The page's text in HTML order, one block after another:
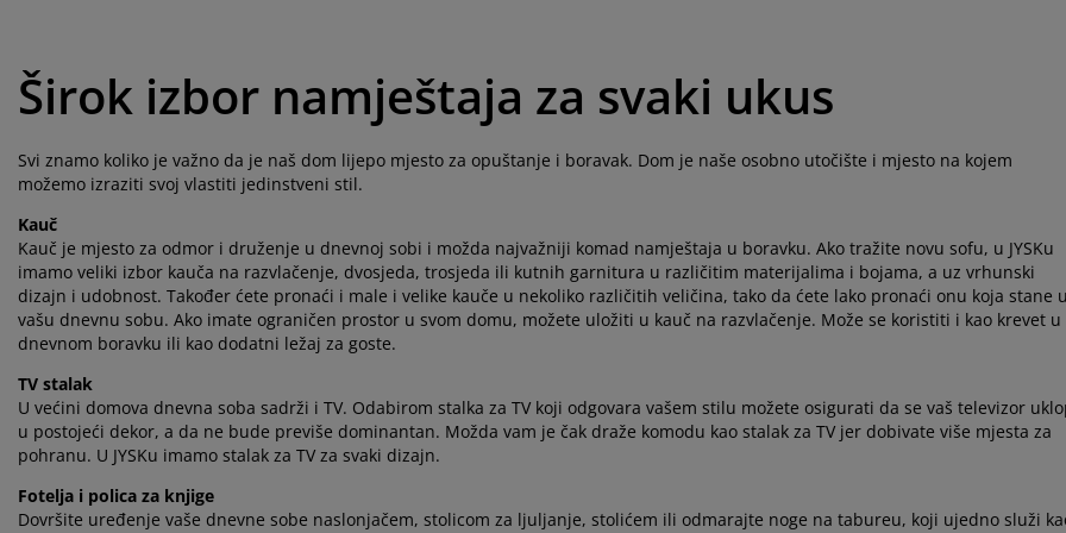
Širok izbor namještaja za svaki ukus
Svi znamo koliko je važno da je naš dom lijepo mjesto za opuštanje i boravak. Dom je naše osobno utočište i mjesto na kojem
možemo izraziti svoj vlastiti jedinstveni stil.
Kauč
Kauč je mjesto za odmor i druženje u dnevnoj sobi i možda najvažniji komad namještaja u boravku. Ako tražite novu sofu, u JYSKu
imamo veliki izbor kauča na razvlačenje, dvosjeda, trosjeda ili kutnih garnitura u različitim materijalima i bojama, a uz vrhunski
dizajn i udobnost. Također ćete pronaći i male i velike kauče u nekoliko različitih veličina, tako da ćete lako pronaći onu koja stane u
vašu dnevnu sobu. Ako imate ograničen prostor u svom domu, možete uložiti u kauč na razvlačenje. Može se koristiti i kao krevet u
dnevnom boravku ili kao dodatni ležaj za goste.
TV stalak
U većini domova dnevna soba sadrži i TV. Odabirom stalka za TV koji odgovara vašem stilu možete osigurati da se vaš televizor
u postojeći dekor, a da ne bude previše dominantan. Možda vam je čak draže komodu kao stalak za TV jer dobivate više mjesta za
pohranu. U JYSKu imamo stalak za TV za svaki dizajn.
Fotelja i polica za knjige
Dovršite uređenje vaše dnevne sobe naslonjačem, stolicom za ljuljanje, stolićem ili odmarajte noge na tabureu, koji ujedno služi